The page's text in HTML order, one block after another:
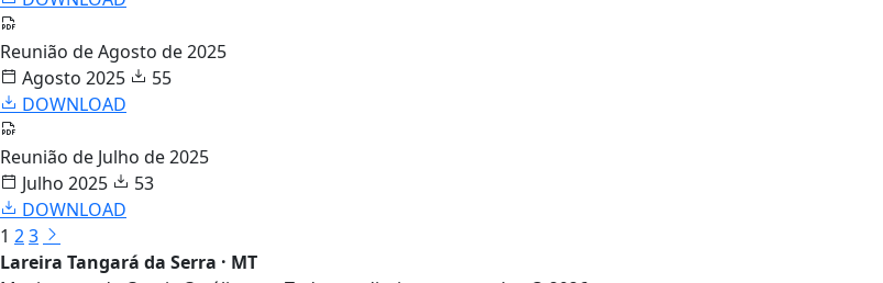
Reunião de Agosto de 2025
Agosto 2025
55
DOWNLOAD
Reunião de Julho de 2025
Julho 2025
53
DOWNLOAD
1 23
Lareira Tangará da Serra · MT